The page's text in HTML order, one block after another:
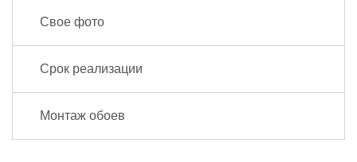
Свое фото
Срок реализации
Монтаж обоев